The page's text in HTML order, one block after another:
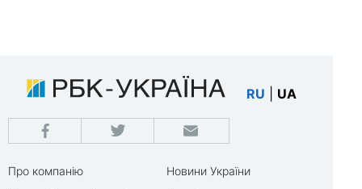
RU UA
Про компанію
Новини України